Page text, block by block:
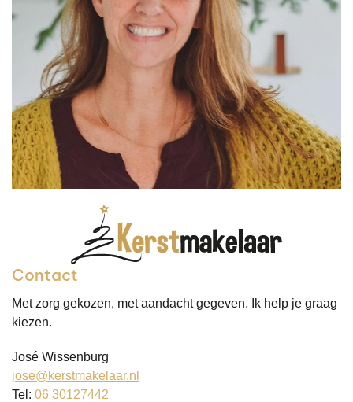
Contact
Met zorg gekozen, met aandacht gegeven. Ik help je graag
kiezen.
José Wissenburg
jose@kerstmakelaar.nl
Tel: 06 30127442